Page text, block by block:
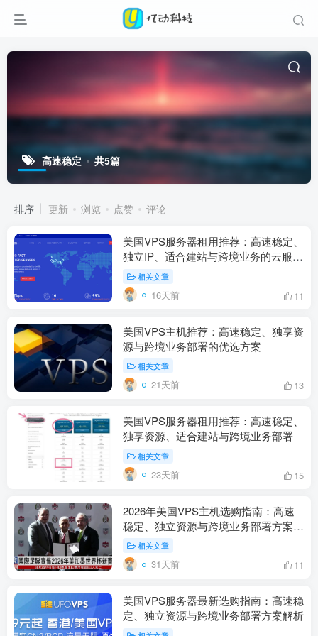
高速稳定 共5篇
排序 更新 浏览 点赞 评论
美国VPS服务器租用推荐：高速稳定、
独立IP、适合建站与跨境业务的云服务
器选择指南
相关文章
16天前 11
美国VPS主机推荐：高速稳定、独享资
源与跨境业务部署的优选方案
相关文章
21天前 13
美国VPS服务器租用推荐：高速稳定、
独享资源、适合建站与跨境业务部署
相关文章
23天前 15
2026年美国VPS主机选购指南：高速
稳定、独立资源与跨境业务部署方案解
析 相关文章
31天前 11
美国VPS服务器最新选购指南：高速稳
定、独立资源与跨境业务部署方案解析